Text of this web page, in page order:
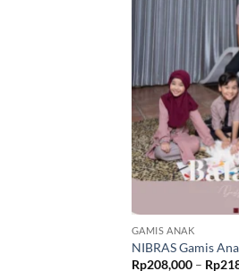
GAMIS ANAK
NIBRAS Gamis
Rp208,000 – Rp